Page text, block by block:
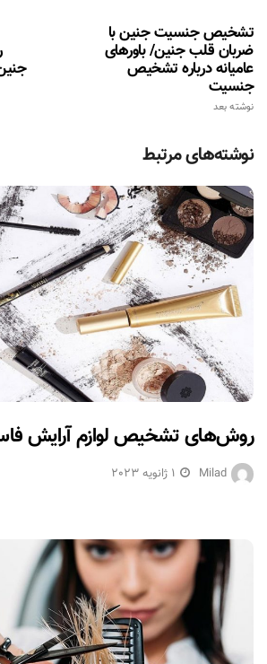
تشخیص جنسیت جنین با
ضربان قلب جنین/ باورهای
عامیانه درباره تشخیص
جنسیت
نوشته بعد
نوشته‌های مرتبط
روش‌های تشخیص لوازم آرایش
Milad 1 ژانویه 2023